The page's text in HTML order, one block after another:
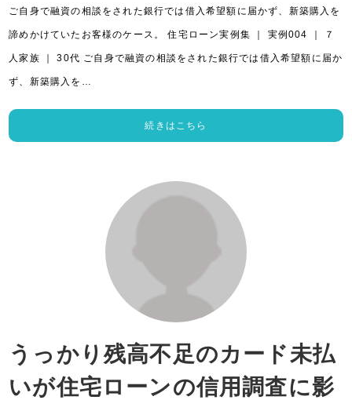
ご自身で融資の相談をされた銀行では借入希望額に届かず、新築購入を
諦めかけていたお客様のケース。 住宅ローン実例集 ｜ 実例004 ｜ ７
人家族 ｜ 30代 ご自身で融資の相談をされた銀行では借入希望額に届か
ず、新築購入を…
続きはこちら
うっかり残高不足のカード未払
いが住宅ローンの信用調査に影